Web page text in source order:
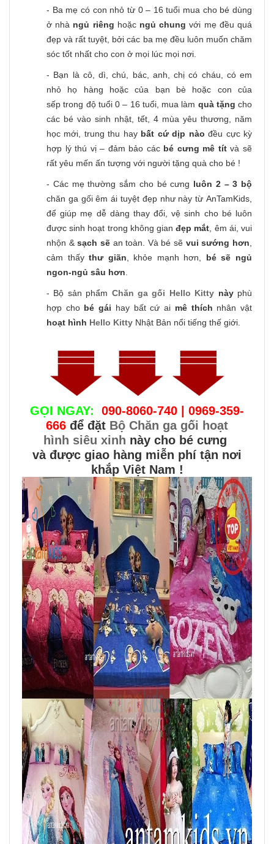
- Ba mẹ có con nhỏ từ 0 – 16 tuổi mua cho bé dùng
ở nhà ngủ riêng hoặc ngủ chung với mẹ đều quá
đẹp và rất tuyệt, bởi các ba mẹ đều luôn muốn chăm
sóc tốt nhất cho con ở mọi lúc mọi nơi.
- Bạn là cô, dì, chú, bác, anh, chị có cháu, có em
nhỏ họ hàng hoặc của bạn bè hoặc con của
sếp trong độ tuổi 0 – 16 tuổi, mua làm quà tặng cho
các bé vào sinh nhật, tết, 4 mùa yêu thương, năm
học mới, trung thu hay bất cứ dịp nào đều cực kỳ
hợp lý thú vị – đảm bảo các bé cưng mê títvà sẽ
rất yêu mến ấn tượng với người tặng quà cho bé !
- Các mẹ thường sắm cho bé cưng luôn 2 – 3 bộ
chăn ga gối êm ái tuyệt đẹp như này từ AnTamKids,
để giúp mẹ dễ dàng thay đổi, vệ sinh cho bé luôn
được sinh hoạt trong không gianđẹp mắt , êm ái, vui
nhộn &sạch sẽ an toàn. Và bé sẽ vui sướng hơn
cảm thấythư giãn , khỏe mạnh hơn, bé sẽ ngủ
ngon-ngủ sâu hơn
- Bộ sản phẩm Chăn ga gối Hello Kitty nàyphù
hợp cho bé gái hay bất cứ ai mê thích nhân vật
hoạt hình Hello Kitty Nhật Bản nổi tiếng thế giới.
GỌI NGAY:
090-8060-740 | 0969-359-
666 để đặt Bộ Chăn ga gối hoạt
hình siêu xinh này cho bé cưng
và được giao hàng miễn phí tận nơi
khắp Việt Nam !